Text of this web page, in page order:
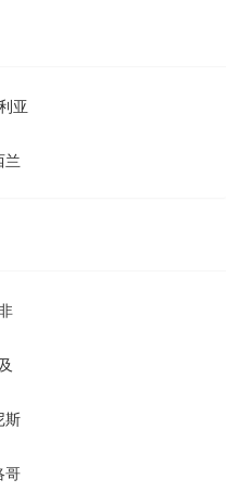
亚
兰
斯
哥